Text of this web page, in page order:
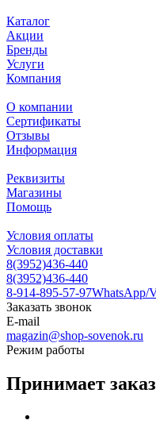
Каталог
Акции
Бренды
Услуги
Компания
О компании
Сертификаты
Отзывы
Информация
Реквизиты
Магазины
Помощь
Условия оплаты
Условия доставки
8(3952)436-440
8(3952)436-440
8-914-895-57-97WhatsApp/
Заказать звонок
E-mail
magazin@shop-sovenok.ru
Режим работы
Принимает